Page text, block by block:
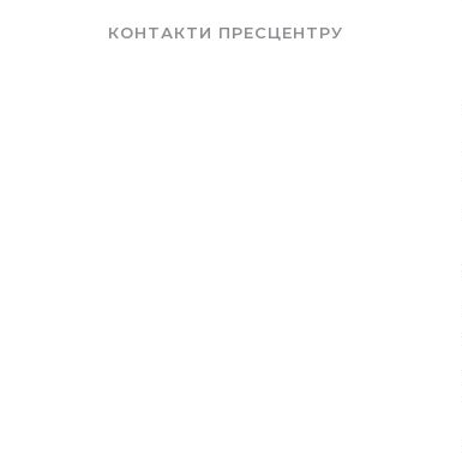
КОНТАКТИ ПРЕСЦЕНТРУ